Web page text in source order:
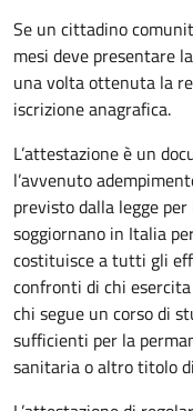
Se un cittadino
mesi deve presentare
una volta ottenuta la
iscrizione anagrafica.
L’attestazione è un
l’avvenuto
previsto dalla legge
soggiornano in Italia
costituisce a tutti gli
confronti di chi
chi segue un corso di
sufficienti per la
sanitaria o altro titolo